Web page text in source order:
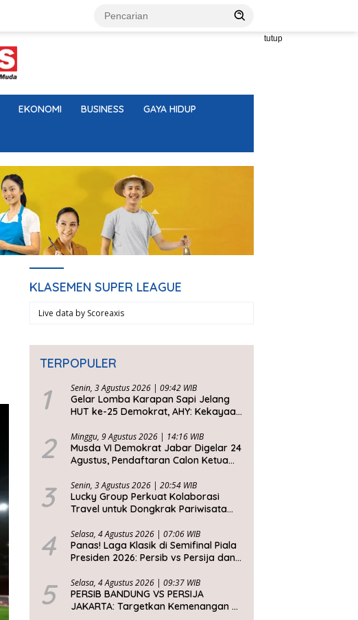
tutup
EKONOMI BUSINESS GAYA HIDUP
KLASEMEN SUPER LEAGUE
Live data by Scoreaxis
TERPOPULER
1 Senin, 3 Agustus 2026 | 09:42 WIB
Gelar Lomba Karapan Sapi Jelang
HUT ke-25 Demokrat, AHY: Kekayaan
Diwariskan
2 Minggu, 9 Agustus 2026 | 14:16 WIB
Musda VI Demokrat Jabar Digelar 24
Agustus, Pendaftaran Calon Ketua
3 Senin, 3 Agustus 2026 | 20:54 WIB
Lucky Group Perkuat Kolaborasi
Travel untuk Dongkrak Pariwisata
4 Selasa, 4 Agustus 2026 | 07:06 WIB
Panas! Laga Klasik di Semifinal Piala
Presiden 2026: Persib vs Persija dan
5 Selasa, 4 Agustus 2026 | 09:37 WIB
PERSIB BANDUNG VS PERSIJA
JAKARTA: Targetkan Kemenangan di